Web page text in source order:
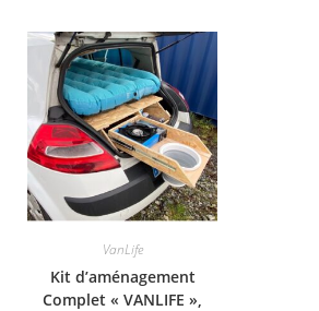
VanLife
Kit d’aménagement
Complet « VANLIFE »,